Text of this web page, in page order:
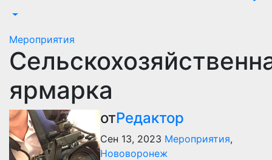
Мероприятия
ярмарка
отРедактор
Сен 13, 2023 Мероприятия,
Нововоронеж